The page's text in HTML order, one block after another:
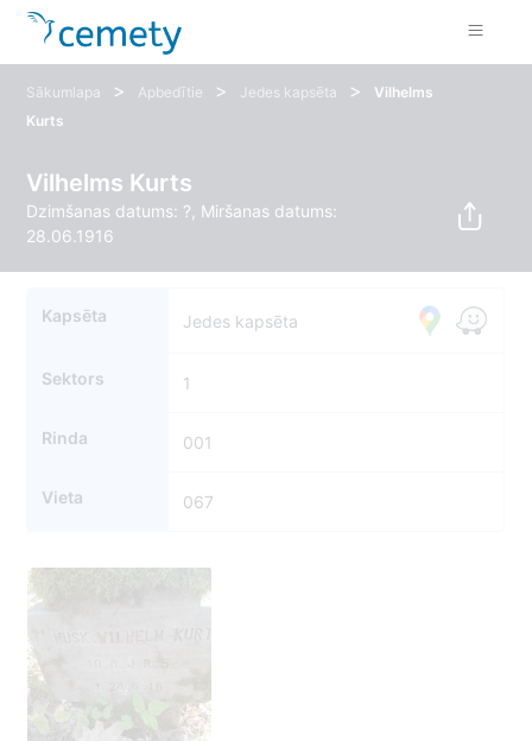
Sākumlapa > Apbedītie > Jedes kapsēta >
Vilhelms
Kurts
Vilhelms Kurts
Dzimšanas datums: ?, Miršanas datums:
28.06.1916
Kapsēta Jedes kapsēta
Sektors 1
Rinda 001
Vieta 067